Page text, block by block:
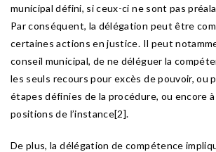
municipal défini, si ceux-ci ne sont pas
Par conséquent, la délégation peut être
certaines actions en justice. Il peut
conseil municipal, de ne déléguer la
les seuls recours pour excès de pouvoir, ou
étapes définies de la procédure, ou encore
positions de l’instance[2].
De plus, la délégation de compétence